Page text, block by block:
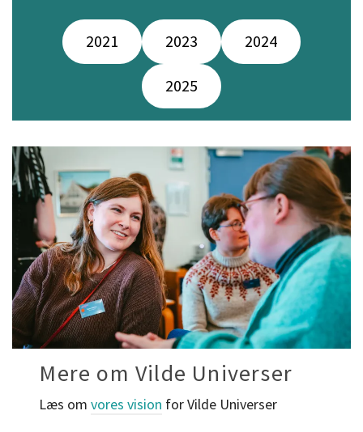
2021 2023 2024
2025
Mere om Vilde Universer
Læs omvores vision for Vilde Universer